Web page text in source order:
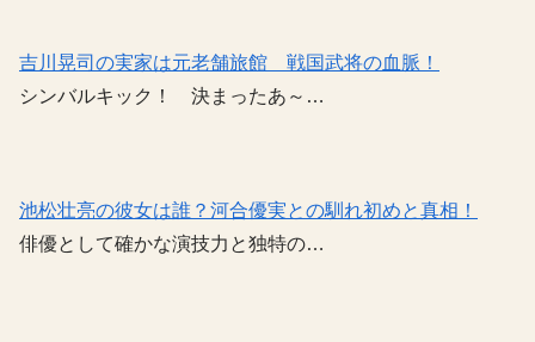
吉川晃司の実家は元老舗旅館 戦国武将の血脈！
シンバルキック！ 決まったあ～…
池松壮亮の彼女は誰？河合優実との馴れ初めと真相！
俳優として確かな演技力と独特の…